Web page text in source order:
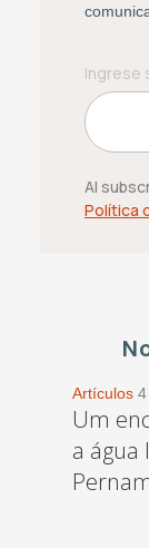
Al
Política
Artículos
Um
a água